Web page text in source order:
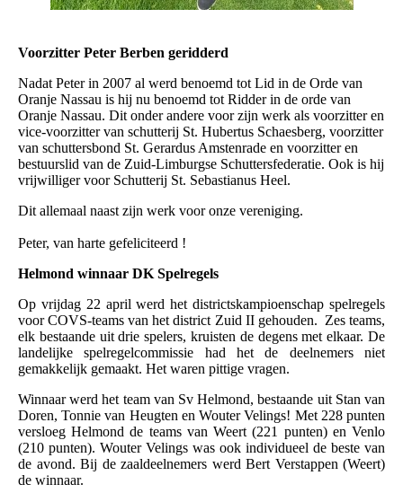
Voorzitter Peter Berben geridderd
Nadat Peter in 2007 al werd benoemd tot Lid in de Orde van
Oranje Nassau is hij nu benoemd tot Ridder in de orde van
Oranje Nassau. Dit onder andere voor zijn werk als voorzitter en
vice-voorzitter van schutterij St. Hubertus Schaesberg, voorzitter
van schuttersbond St. Gerardus Amstenrade en voorzitter en
bestuurslid van de Zuid-Limburgse Schuttersfederatie. Ook is hij
vrijwilliger voor Schutterij St. Sebastianus Heel.
Dit allemaal naast zijn werk voor onze vereniging.
Peter, van harte gefeliciteerd !
Helmond winnaar DK Spelregels
Op vrijdag 22 april werd het districtskampioenschap spelregels
voor COVS-teams van het district Zuid II gehouden. Zes teams,
elk bestaande uit drie spelers, kruisten de degens met elkaar. De
landelijke spelregelcommissie had het de deelnemers niet
gemakkelijk gemaakt. Het waren pittige vragen.
Winnaar werd het team van Sv Helmond, bestaande uit Stan van
Doren, Tonnie van Heugten en Wouter Velings! Met 228 punten
versloeg Helmond de teams van Weert (221 punten) en Venlo
(210 punten). Wouter Velings was ook individueel de beste van
de avond. Bij de zaaldeelnemers werd Bert Verstappen (Weert)
de winnaar.